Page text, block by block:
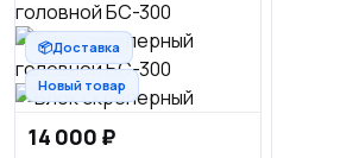
📦Доставка
Новый товар
14 000 ₽